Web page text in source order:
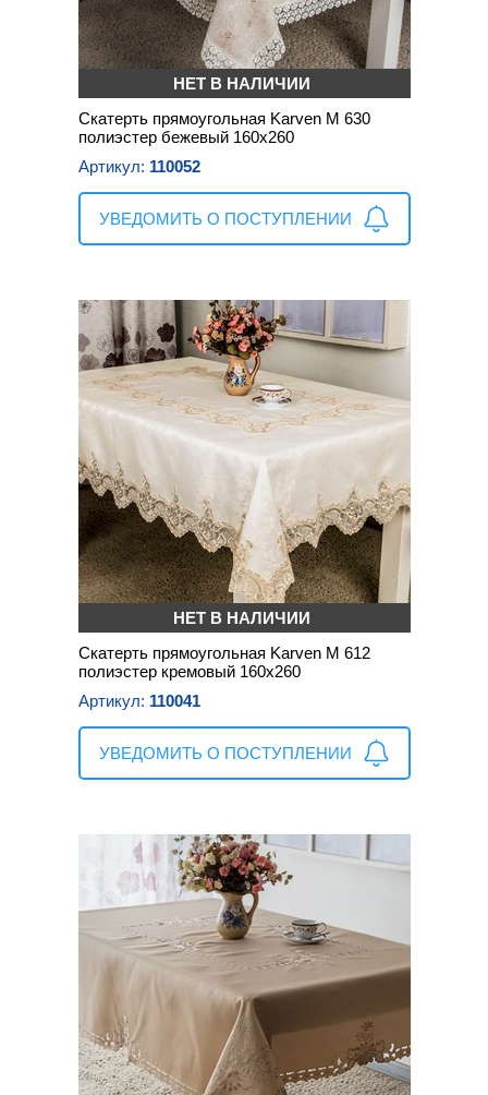
НЕТ В НАЛИЧИИ
Скатерть прямоугольная Karven M 630
полиэстер бежевый 160х260
Артикул: 110052
УВЕДОМИТЬ О ПОСТУПЛЕНИИ
НЕТ В НАЛИЧИИ
Скатерть прямоугольная Karven M 612
полиэстер кремовый 160х260
Артикул: 110041
УВЕДОМИТЬ О ПОСТУПЛЕНИИ